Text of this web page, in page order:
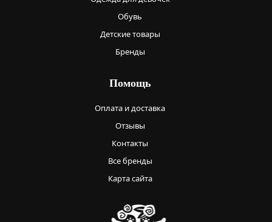
Обувь
Детские товары
Бренды
Помощь
Оплата и доставка
Отзывы
Контакты
Все бренды
Карта сайта